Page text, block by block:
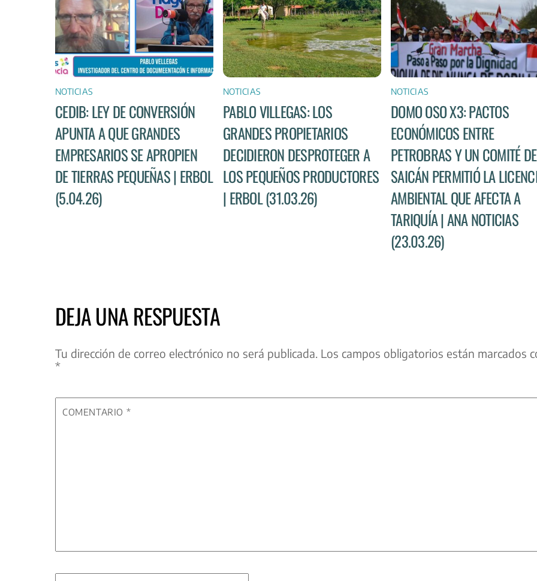
NOTICIAS
CEDIB: LEY DE CONVERSIÓN
APUNTA A QUE GRANDES
EMPRESARIOS SE APROPIEN
DE TIERRAS PEQUEÑAS | ERBOL
(5.04.26)
NOTICIAS
PABLO VILLEGAS: LOS
GRANDES PROPIETARIOS
DECIDIERON DESPROTEGER A
LOS PEQUEÑOS PRODUCTORES
| ERBOL (31.03.26)
NOTICIAS
DOMO OSO X3: PACTOS
ECONÓMICOS ENTRE
PETROBRAS Y UN COMITÉ DE
SAICÁN PERMITIÓ LA
AMBIENTAL QUE AFECTA A
TARIQUÍA | ANA NOTICIAS
(23.03.26)
DEJA UNA RESPUESTA
Tu dirección de correo electrónico no será publicada. Los campos obligatorios están marcados
*
COMENTARIO *